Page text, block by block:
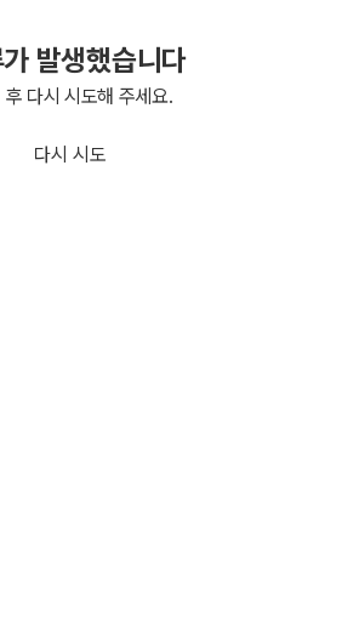
발생했습니다
후 다시 시도해 주세요.
다시 시도